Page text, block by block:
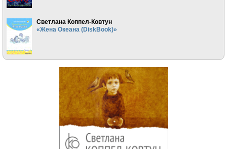
Светлана Коппел-Ковтун
«Жена Океана (DiskBook)»